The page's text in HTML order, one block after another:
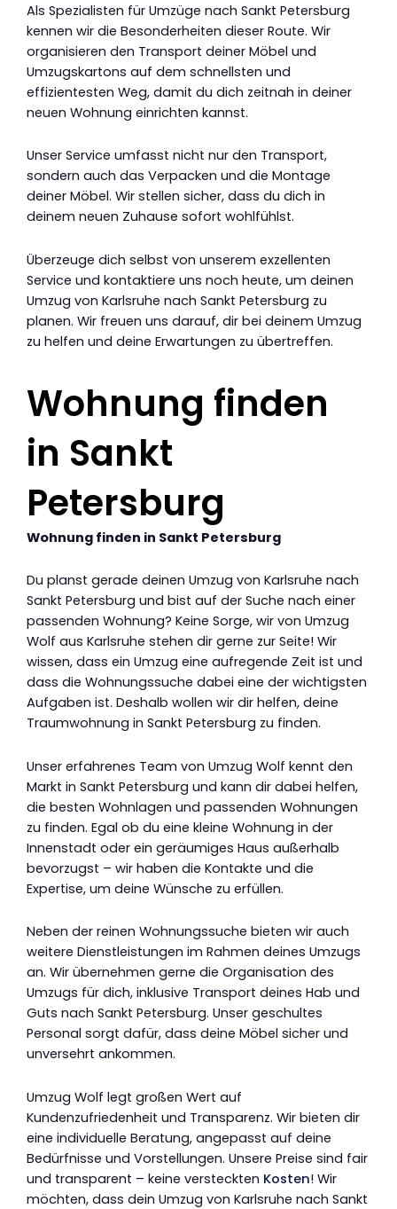
Als Spezialisten für Umzüge nach Sankt Petersburg
kennen wir die Besonderheiten dieser Route. Wir
organisieren den Transport deiner Möbel und
Umzugskartons auf dem schnellsten und
effizientesten Weg, damit du dich zeitnah in deiner
neuen Wohnung einrichten kannst.
Unser Service umfasst nicht nur den Transport,
sondern auch das Verpacken und die Montage
deiner Möbel. Wir stellen sicher, dass du dich in
deinem neuen Zuhause sofort wohlfühlst.
Überzeuge dich selbst von unserem exzellenten
Service und kontaktiere uns noch heute, um deinen
Umzug von Karlsruhe nach Sankt Petersburg zu
planen. Wir freuen uns darauf, dir bei deinem Umzug
zu helfen und deine Erwartungen zu übertreffen.
Wohnung finden
in Sankt
Petersburg
Wohnung finden in Sankt Petersburg
Du planst gerade deinen Umzug von Karlsruhe nach
Sankt Petersburg und bist auf der Suche nach einer
passenden Wohnung? Keine Sorge, wir von Umzug
Wolf aus Karlsruhe stehen dir gerne zur Seite! Wir
wissen, dass ein Umzug eine aufregende Zeit ist und
dass die Wohnungssuche dabei eine der wichtigsten
Aufgaben ist. Deshalb wollen wir dir helfen, deine
Traumwohnung in Sankt Petersburg zu finden.
Unser erfahrenes Team von Umzug Wolf kennt den
Markt in Sankt Petersburg und kann dir dabei helfen,
die besten Wohnlagen und passenden Wohnungen
zu finden. Egal ob du eine kleine Wohnung in der
Innenstadt oder ein geräumiges Haus außerhalb
bevorzugst – wir haben die Kontakte und die
Expertise, um deine Wünsche zu erfüllen.
Neben der reinen Wohnungssuche bieten wir auch
weitere Dienstleistungen im Rahmen deines Umzugs
an. Wir übernehmen gerne die Organisation des
Umzugs für dich, inklusive Transport deines Hab und
Guts nach Sankt Petersburg. Unser geschultes
Personal sorgt dafür, dass deine Möbel sicher und
unversehrt ankommen.
Umzug Wolf legt großen Wert auf
Kundenzufriedenheit und Transparenz. Wir bieten dir
eine individuelle Beratung, angepasst auf deine
Bedürfnisse und Vorstellungen. Unsere Preise sind fair
und transparent – keine versteckten Kosten! Wir
möchten, dass dein Umzug von Karlsruhe nach Sankt